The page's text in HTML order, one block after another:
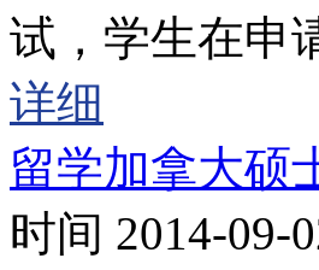
试，学生在申
详细
留学加拿大硕
时间 2014-09-